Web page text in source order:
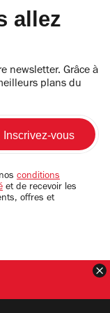
allez
newsletter. Grâce à
plans du
conditions
et de recevoir les
offres et